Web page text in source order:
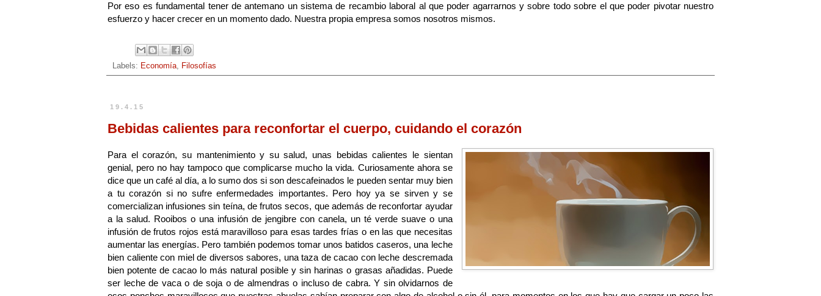
Por eso es fundamental tener de antemano un sistema de recambio laboral al que poder agarrarnos y sobre todo sobre el que poder pivotar nuestro
esfuerzo y hacer crecer en un momento dado. Nuestra propia empresa somos nosotros mismos.
Labels: Economía, Filosofías
19.4.15
Bebidas calientes para reconfortar el cuerpo, cuidando el corazón
Para el corazón, su mantenimiento y su salud, unas bebidas calientes le sientan
genial, pero no hay tampoco que complicarse mucho la vida. Curiosamente ahora se
dice que un café al día, a lo sumo dos si son descafeinados le pueden sentar muy bien
a tu corazón si no sufre enfermedades importantes. Pero hoy ya se sirven y se
comercializan infusiones sin teína, de frutos secos, que además de reconfortar ayudar
a la salud. Rooibos o una infusión de jengibre con canela, un té verde suave o una
infusión de frutos rojos está maravilloso para esas tardes frías o en las que necesitas
aumentar las energías. Pero también podemos tomar unos batidos caseros, una leche
bien caliente con miel de diversos sabores, una taza de cacao con leche descremada
bien potente de cacao lo más natural posible y sin harinas o grasas añadidas. Puede
ser leche de vaca o de soja o de almendras o incluso de cabra. Y sin olvidarnos de